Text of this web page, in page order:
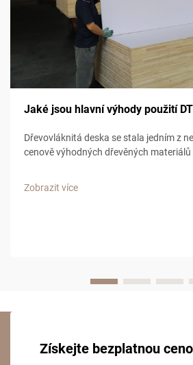
Jaké jsou hlavní výhody použití
Dřevovláknitá deska se stala jedním z
cenově výhodných dřevěných
Zobrazit více
Získejte bezplatnou